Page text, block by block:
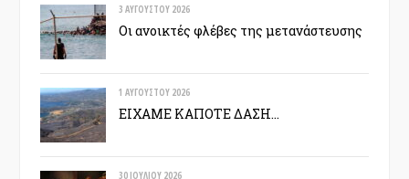
3 ΑΥΓΟΎΣΤΟΥ 2026
Οι ανοικτές φλέβες της μετανάστευσης
1 ΑΥΓΟΎΣΤΟΥ 2026
ΕΙΧΑΜΕ ΚΑΠΟΤΕ ΔΑΣΗ…
30 ΙΟΥΛΊΟΥ 2026